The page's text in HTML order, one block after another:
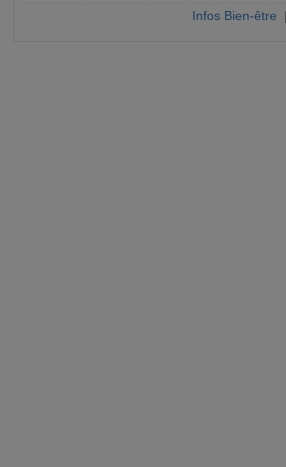
Infos Bien-être